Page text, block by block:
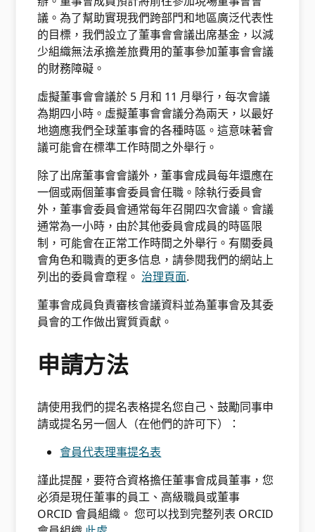
議。為了幫助實現我們跨部門和地區廣泛代表性
的目標，我們設立了董事會會議出席基金，以減
少組織無法承擔差旅費用的董事參加董事會會議
的財務障礙。
虛擬董事會會議於 5 月和 11 月舉行，每次會議
為期四小時。虛擬董事會會議分為兩天，以最好
地適應我們全球董事會的各種時區。這意味著會
議可能會在標準工作時間之外舉行。
除了出席董事會會議外，董事會成員每年還應在
一個或兩個董事會委員會任職。除執行委員會
外，董事會委員會通常每年召開四次會議。會議
通常為一小時，由於其他委員會成員的時區限
制，可能會在正常工作時間之外舉行。有關委員
會角色和職責的更多信息，請參閱我們的網站上
列出的委員會章程。 治理頁面.
董事會成員負責審核會議資料並為董事會及其委
員會的工作做出實質貢獻。
申請方法
請使用我們的提名表格提名您自己、鼓勵同事申
請或提名另一個人（在他們的許可下）：
會員代表理事提名表
謹此提醒，要符合資格擔任董事會成員董事，您
必須是現任董事的員工、高級職員或董事
ORCID 會員組織。 您可以找到完整列表 ORCID